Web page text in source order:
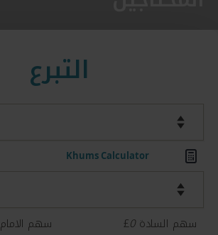
التبرع
Khums Calculator
سهم الامام سهم السادة 0
£